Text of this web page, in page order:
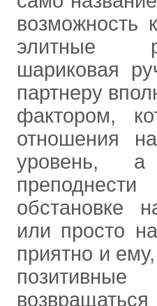
возможность
элитные
шариковая
партнеру
фактором,
отношения
уровень,
обстановке
или просто
приятно и